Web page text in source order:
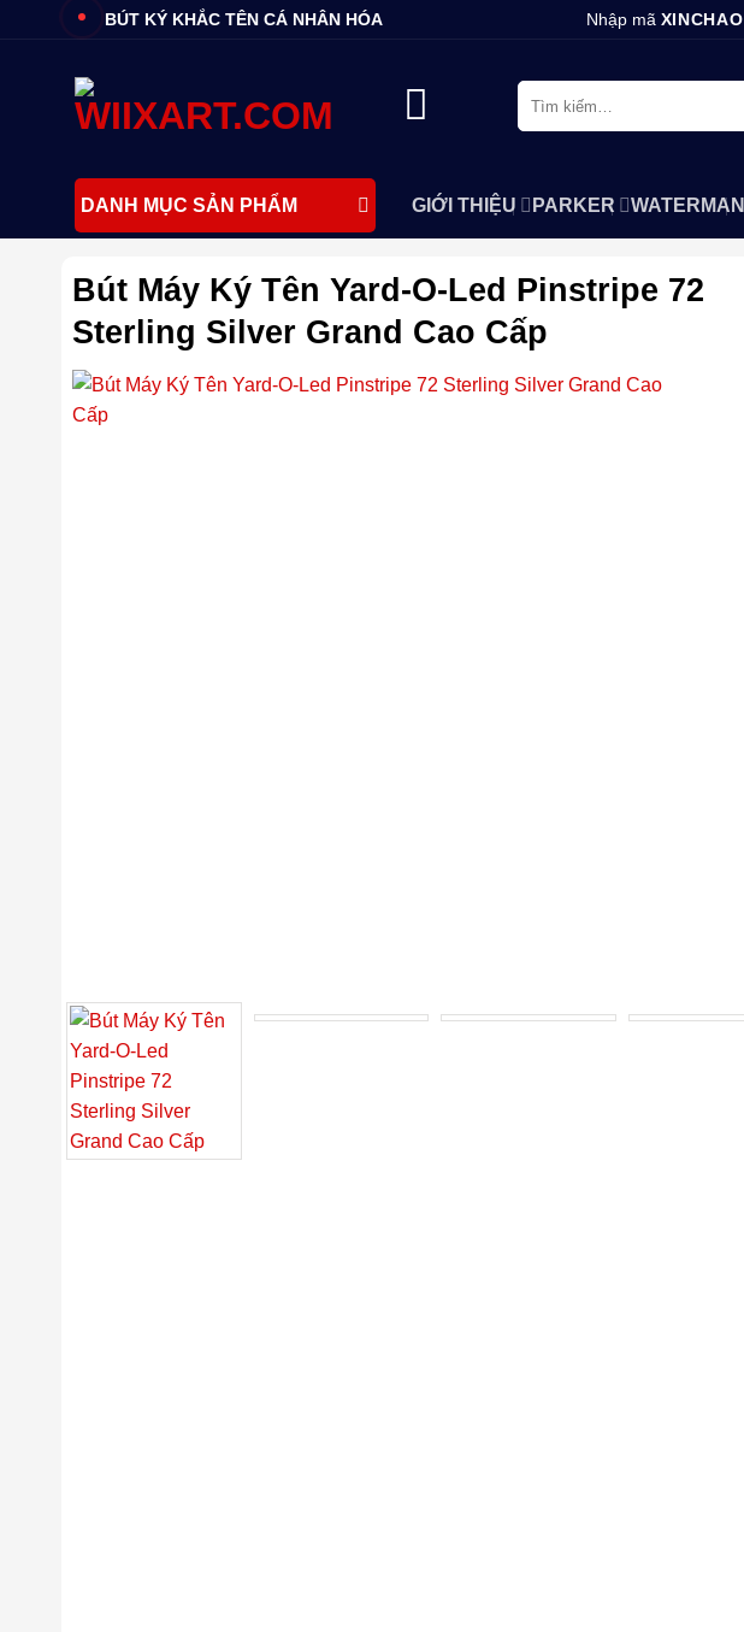
BÚT KÝ KHẮC TÊN CÁ NHÂN HÓA Nhập mã XINCHAO
Tìm
kiếm:
DANH MỤC SẢN PHẨM GIỚI THIỆU PARKER WATERMAN
Bút Máy Ký Tên Yard-O-Led Pinstripe 72
Sterling Silver Grand Cao Cấp